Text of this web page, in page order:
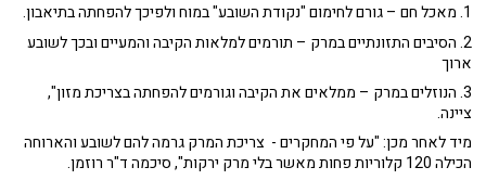
1. מאכל חם – גורם לחימום "נקודת השובע" במוח ולפיכך להפחתה בתיאבון.
2. הסיבים התזונתיים במרק – תורמים למלאות הקיבה והמעיים ובכך לשובע
ארוך
3. הנוזלים במרק – ממלאים את הקיבה וגורמים להפחתה בצריכת מזון",
ציינה.
מיד לאחר מכן: "על פי המחקרים - צריכת המרק גרמה להם לשובע והארוחה
הכילה 120 קלוריות פחות מאשר בלי מרק ירקות", סיכמה ד"ר רוזמן.